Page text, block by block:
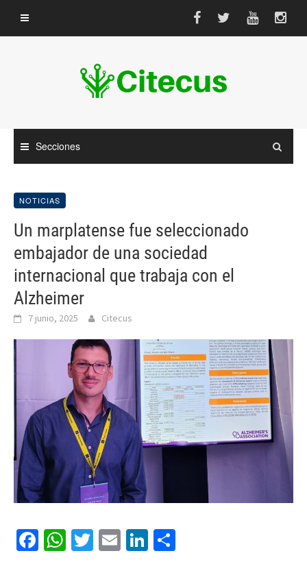
contenido
Secciones
NOTICIAS
Un marplatense fue seleccionado
embajador de una sociedad
internacional que trabaja con el
Alzheimer
7 junio, 2025 Citecus
Facebook
WhatsApp
Twitter
EmailLinkedIn